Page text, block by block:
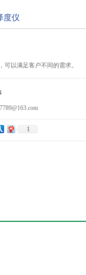
度仪
以满足客户不同的需求。
1